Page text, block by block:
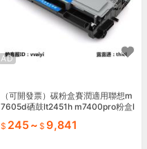
AD
（可開發票）碳粉盒賽潤適用聯想m
7605d硒鼓lt2451h m7400pro粉盒l
245~ 9,841